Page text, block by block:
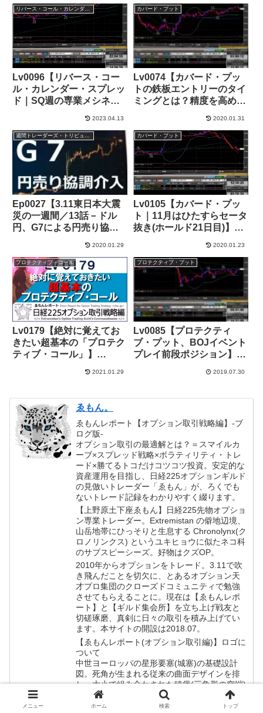
リバース・コール・カレンダー・スプレッド
Lv0096【リバース・コー
ル・カレンダー・スプレッ
ド｜SQ週の専業メシネ
2023.04.13
カバード・プット
Lv0074【カバード・プッ
トの鉄板エントリーのタイ
ミングとは？精度を高める
2020.01.31
Ep0027【3.11東日本大震
災の一週間／13話－ドル
円、G7による円売り協調
2020.01.29
カバード・プット
Lv0105【カバード・プッ
ト｜11月はひたすらセータ
抜き(ホールド21日目)】
2020.01.23
プロテクティブ・コール
Lv0179【絶対に覚えてお
きたい超基本の「プロテク
ティブ・コール」】
2021.01.29
プロテクティブ・プット
Lv0085【プロテクティ
ブ・プット、BOJイベント
プレイ前段ポジション】
2019.07.30
ゑもん。
ゑもんレポート【オプション取引戦略編】-ブ
ログ版-
オプション取引の最適解とは？＝スマイルカ
ーブ×スプレッド戦略×ボラティリティ・トレ
ード×勝てるトコだけコツコツ投資。安定的な
資産運用を目指し、日経225オプションギルド
の見倣いトレーダー「ゑもん」が、ろくでも
ないトレード記録をわかりやすく綴ります。
【上野原土下座ゑもん】日経225先物オプショ
ン専業トレーダー。Extremistan の僻地辺境、
山岳地帯にひっそりと生息する Chronolynx(ク
ロノリンクス) というユキヒョウに似たネコ科
のサブスピーシーズ。好物はクズOP。
2010年からオプションをトレード。3.11で吹
き飛んだことを切欠に、とあるオプション天
才プロ集団のクローズドコミュニティで勉強
させてもらえることに。現在は【ゑもんレポ
ート】と【ギルド集会所】を立ち上げ戦友と
切磋琢磨、真剣に日々の取引を積み上げてい
ます。本サイトの開設は2018.07。
【ゑもんレポート(オプション取引編)】ロゴに
ついて
中世ヨーロッパの星形要塞(城塞)の基礎設計
図。死角が生まれる従来の曲面デザインを排
し、大小で組み合わされた稜堡(三角形の突端)
で構成されている。稜堡はそれぞれがお互い
をカバーできるよう設計されており、周囲か
メニュー ホーム 検索 トップ